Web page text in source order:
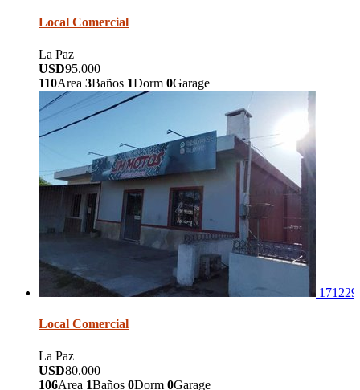
Local Comercial
La Paz
USD95.000
110Area 3Baños 1Dorm 0Garage
171229
Local Comercial
La Paz
USD80.000
106Area 1Baños 0Dorm 0Garage